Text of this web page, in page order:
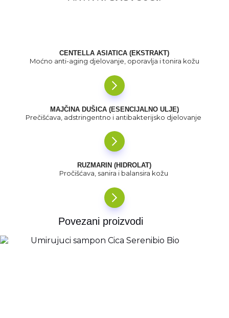
CENTELLA ASIATICA (EKSTRAKT)
Moćno anti-aging djelovanje, oporavlja i tonira kožu
MAJČINA DUŠICA (ESENCIJALNO ULJE)
Prečišćava, adstringentno i antibakterijsko djelovanje
RUZMARIN (HIDROLAT)
Pročišćava, sanira i balansira kožu
Povezani proizvodi